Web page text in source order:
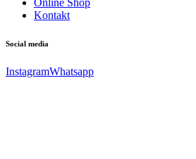
Online Shop
Kontakt
Social media
InstagramWhatsapp